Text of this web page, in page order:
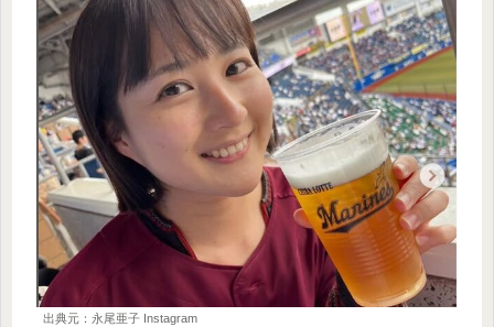
出典元：永尾亜子 Instagram